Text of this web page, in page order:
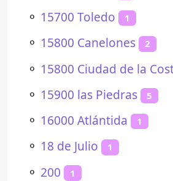
⚬ 15700 Toledo 1
⚬ 15800 Canelones 2
⚬ 15800 Ciudad de la
⚬ 15900 las Piedras 5
⚬ 16000 Atlántida 1
⚬ 18 de Julio 1
⚬ 200 1